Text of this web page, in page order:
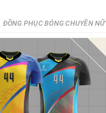
ĐỒNG PHỤC BÓNG CHUYỀN NỮ